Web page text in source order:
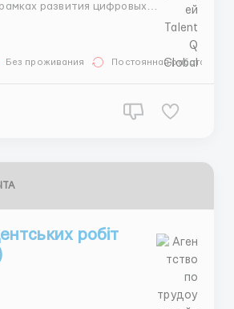
набор сотрудников для
задачами в онлайн-среде. Это
работа, где важны
Без проживания Постоянная работа
робіт